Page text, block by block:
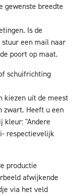
gewenste breedte
Is de
een mail naar
poort op maat.
schuifrichting
kiezen uit de meest
zwart. Heeft u een
kleur: "Andere
respectievelijk
productie
afwijkende
via het veld